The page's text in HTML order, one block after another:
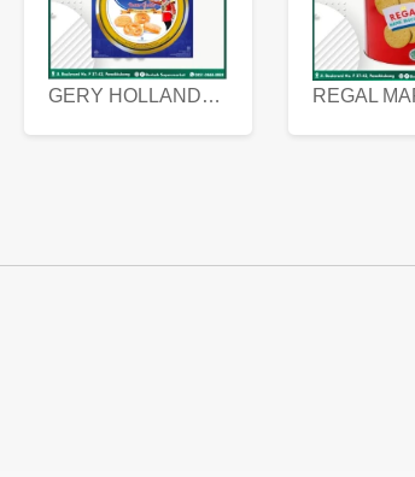
GERY HOLLANDA BUTTER COOKIES 450 GRAM